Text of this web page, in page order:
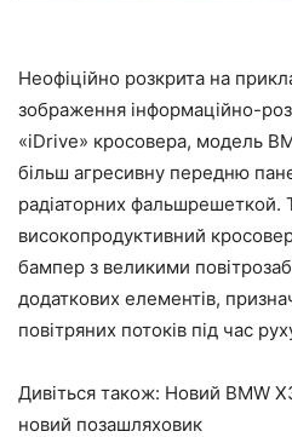
Неофіційно розкрита на
зображення інформаційно-
«iDrive» кросовера, модель
більш агресивну передню
радіаторних фальшрешеткой.
високопродуктивний
бампер з великими
додаткових елементів,
повітряних потоків під час
Дивіться також: Новий BMW
новий позашляховик